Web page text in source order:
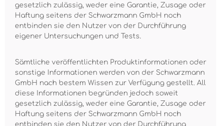
gesetzlich zulässig, weder eine Garantie, Zusage oder
Haftung seitens der Schwarzmann GmbH noch
entbinden sie den Nutzer von der Durchführung
eigener Untersuchungen und Tests.
Sämtliche veröffentlichten Produktinformationen oder
sonstige Informationen werden von der Schwarzmann
GmbH nach bestem Wissen zur Verfügung gestellt. All
diese Informationen begründen jedoch soweit
gesetzlich zulässig, weder eine Garantie, Zusage oder
Haftung seitens der Schwarzmann GmbH noch
entbinden sie den Nutzer von der Durchführung